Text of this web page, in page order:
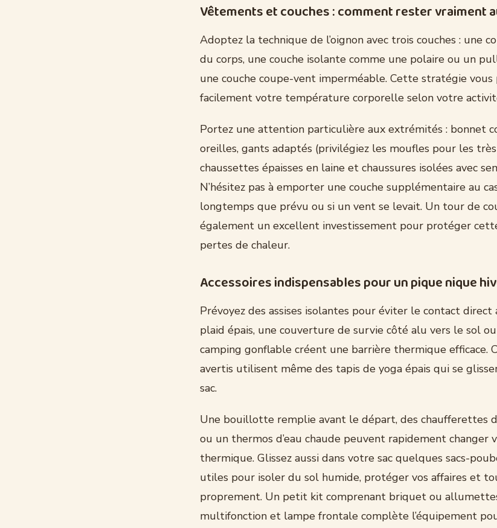
Vêtements et couches : comment rester vraiment
Adoptez la technique de l’oignon avec trois couches : une
du corps, une couche isolante comme une polaire ou un
une couche coupe-vent imperméable. Cette stratégie vous
facilement votre température corporelle selon votre
Portez une attention particulière aux extrémités : bonnet
oreilles, gants adaptés (privilégiez les moufles pour les
chaussettes épaisses en laine et chaussures isolées avec
N’hésitez pas à emporter une couche supplémentaire au
longtemps que prévu ou si un vent se levait. Un tour de
également un excellent investissement pour protéger
pertes de chaleur.
Accessoires indispensables pour un pique nique
Prévoyez des assises isolantes pour éviter le contact direct
plaid épais, une couverture de survie côté alu vers le sol
camping gonflable créent une barrière thermique efficace.
avertis utilisent même des tapis de yoga épais qui se
sac.
Une bouillotte remplie avant le départ, des chaufferettes
ou un thermos d’eau chaude peuvent rapidement changer
thermique. Glissez aussi dans votre sac quelques sacs-
utiles pour isoler du sol humide, protéger vos affaires et
proprement. Un petit kit comprenant briquet ou
multifonction et lampe frontale complète l’équipement